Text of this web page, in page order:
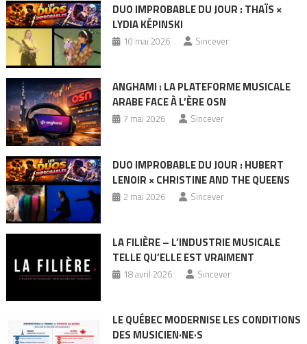
DUO IMPROBABLE DU JOUR : THAÏS ×
LYDIA KÉPINSKI
10 mai 2026 Sincever
ANGHAMI : LA PLATEFORME MUSICALE
ARABE FACE À L’ÈRE OSN
7 mai 2026 Sincever
DUO IMPROBABLE DU JOUR : HUBERT
LENOIR × CHRISTINE AND THE QUEENS
2 mai 2026 Sincever
LA FILIÈRE – L’INDUSTRIE MUSICALE
TELLE QU’ELLE EST VRAIMENT
18 avril 2026 Sincever
LE QUÉBEC MODERNISE LES CONDITIONS
DES MUSICIEN·NE·S